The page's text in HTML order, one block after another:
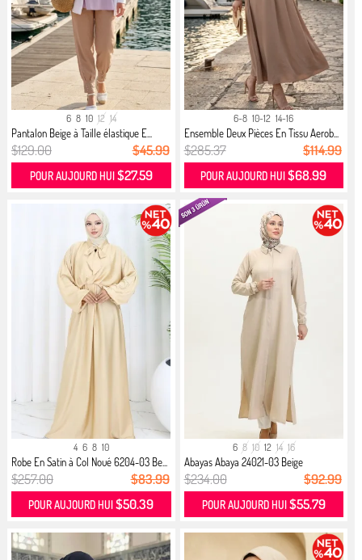
6 8 10 12 14
Pantalon Beige à Taille élastique E...
$129.00 $45.99
POUR AUJOURD HUI $27.59
6-8 10-12 14-16
Ensemble Deux Pièces En Tissu Aerob...
$285.37 $114.99
POUR AUJOURD HUI$68.99
4 6 8 10
Robe En Satin à Col Noué 6204-03 Be...
$257.00 $83.99
POUR AUJOURD HUI$50.39
6 8 10 12 14 16
Abayas Abaya 24021-03 Beige
$234.00 $92.99
POUR AUJOURD HUI $55.79